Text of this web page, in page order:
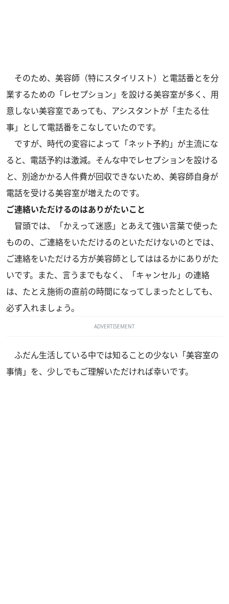
そのため、美容師（特にスタイリスト）と電話番とを分
業するための「レセプション」を設ける美容室が多く、用
意しない美容室であっても、アシスタントが「主たる仕
事」として電話番をこなしていたのです。
ですが、時代の変容によって「ネット予約」が主流にな
ると、電話予約は激減。そんな中でレセプションを設ける
と、別途かかる人件費が回収できないため、美容師自身が
電話を受ける美容室が増えたのです。
ご連絡いただけるのはありがたいこと
冒頭では、「かえって迷惑」とあえて強い言葉で使った
ものの、ご連絡をいただけるのといただけないのとでは、
ご連絡をいただける方が美容師としてははるかにありがた
いです。また、言うまでもなく、「キャンセル」の連絡
は、たとえ施術の直前の時間になってしまったとしても、
必ず入れましょう。
ADVERTISEMENT
ふだん生活している中では知ることの少ない「美容室の
事情」を、少しでもご理解いただければ幸いです。